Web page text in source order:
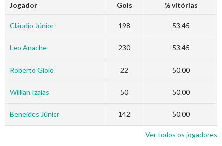
Jogador Gols % vitórias
Cláudio Júnior 198 53.45
Leo Anache 230 53.45
Roberto Giolo 22 50.00
Willian Izaias 50 50.00
Beneides Júnior 142 50.00
Ver todos os jogadores